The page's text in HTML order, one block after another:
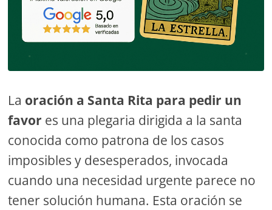
La oración a Santa Rita para pedir un
favor es una plegaria dirigida a la santa
conocida como patrona de los casos
imposibles y desesperados, invocada
cuando una necesidad urgente parece no
tener solución humana. Esta oración se